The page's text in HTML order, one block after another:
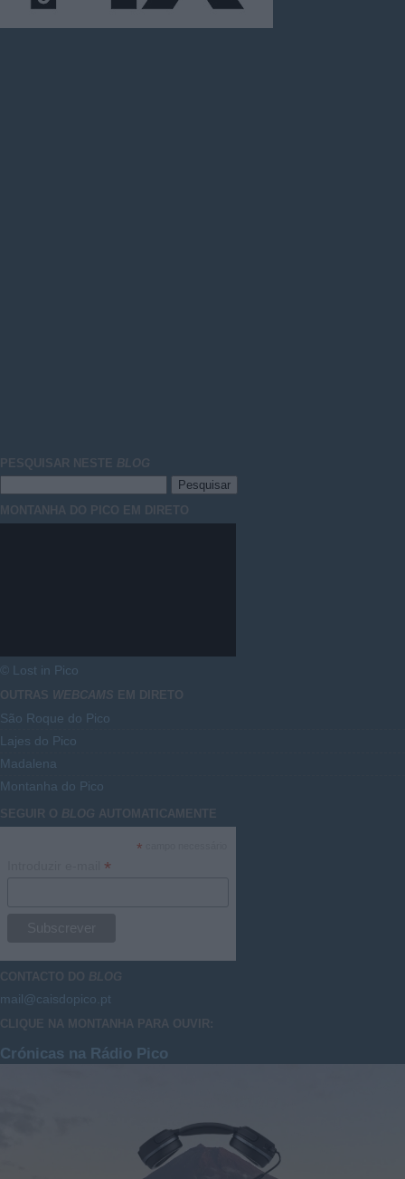
PESQUISAR NESTE BLOG
MONTANHA DO PICO EM DIRETO
© Lost in Pico
OUTRAS WEBCAMS EM DIRETO
São Roque do Pico
Lajes do Pico
Madalena
Montanha do Pico
SEGUIR O BLOG AUTOMATICAMENTE
*
*
CONTACTO DO BLOG
mail@caisdopico.pt
CLIQUE NA MONTANHA PARA OUVIR:
Crónicas na Rádio Pico